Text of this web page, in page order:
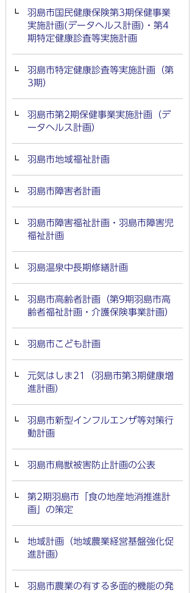
羽島市国民健康保険第3期保健事業
実施計画(データヘルス計画)・第4
期特定健康診査等実施計画
羽島市特定健康診査等実施計画（第
3期）
羽島市第2期保健事業実施計画（デ
ータヘルス計画）
羽島市地域福祉計画
羽島市障害者計画
羽島市障害福祉計画・羽島市障害児
福祉計画
羽島温泉中長期修繕計画
羽島市高齢者計画（第9期羽島市高
齢者福祉計画・介護保険事業計画）
羽島市こども計画
元気はしま21（羽島市第3期健康増
進計画）
羽島市新型インフルエンザ等対策行
動計画
羽島市鳥獣被害防止計画の公表
第2期羽島市「食の地産地消推進計
画」の策定
地域計画（地域農業経営基盤強化促
進計画）
羽島市農業の有する多面的機能の発